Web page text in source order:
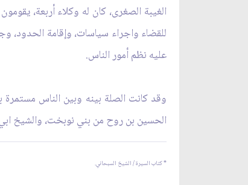
الغيبة الصغرى، كان له وكلاء أربعة،
للقضاء واجراء سياسات، وإقامة الحدود،
عليه نظم أمور الناس.
وقد كانت الصلة بينه وبين الناس
الحسين بن روح من بني نوبخت، والشيخ
* كتاب السيرة / الشيخ السبحاني.